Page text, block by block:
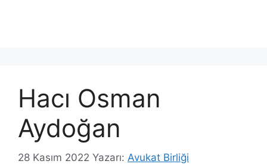
Hacı Osman
Aydoğan
28 Kasım 2022 Yazarı: Avukat Birliği